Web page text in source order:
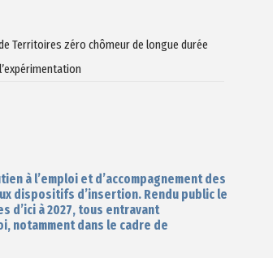
Territoires zéro chômeur de longue durée
à l’emploi et d’accompagnement des
dispositifs d’insertion. Rendu public le
d’ici à 2027, tous entravant
notamment dans le cadre de